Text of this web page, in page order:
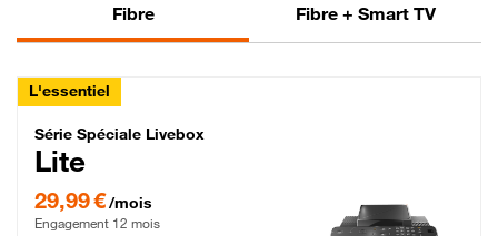
Fibre Fibre + Smart TV
L'essentiel
Série Spéciale Livebox Lite Fibre
Série Spéciale Livebox
Lite
29,99 €/mois
Engagement 12 mois